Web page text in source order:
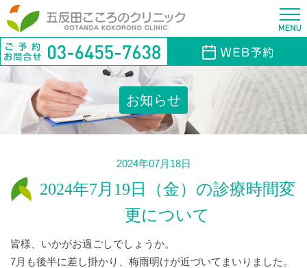
お知らせ
2024年07月18日
2024年7月19日（金）の診療時間変
更について
皆様、いかがお過ごしでしょうか。
7月も後半に差し掛かり、梅雨明けが近づいてまいりました。